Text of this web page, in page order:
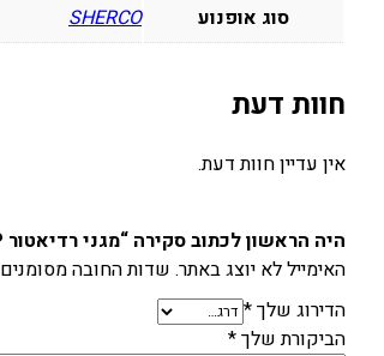
סוג אופנוע
SHERCO
חוות דעת
אין עדיין חוות דעת.
היה הראשון לכתוב סקירה “מגני רדיאטור AXP לשרקו SER”
האימייל לא יוצג באתר. שדות החובה מסומנים
הדירוג שלך*
הביקורת שלך*